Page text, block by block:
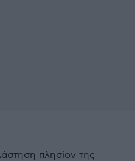
πλησίον της